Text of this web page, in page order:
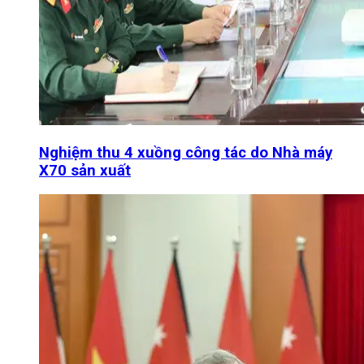
Nghiệm thu 4 xuồng công tác do Nhà máy
X70 sản xuất